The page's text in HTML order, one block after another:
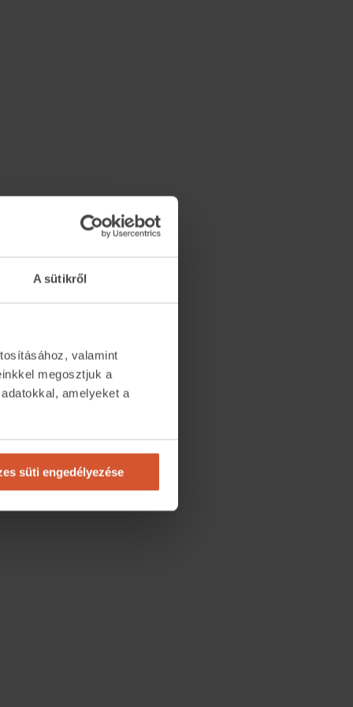
A sütikről
valamint
megosztjuk a
amelyeket a
süti engedélyezése